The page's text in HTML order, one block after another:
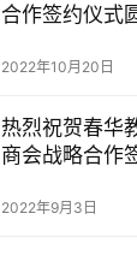
合作签约仪式
2022年10月20日
热烈祝贺春华
商会战略合作
2022年9月3日